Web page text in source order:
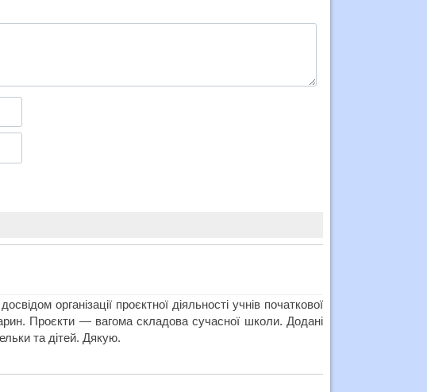
організації проєктної діяльності учнів початкової
Проєкти — вагома складова сучасної школи. Додані
та дітей. Дякую.